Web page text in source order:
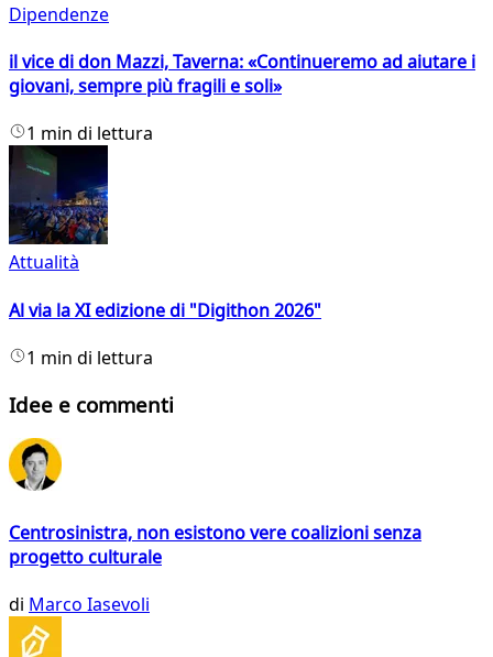
Dipendenze
il vice di don Mazzi, Taverna: «Continueremo ad aiutare i
giovani, sempre più fragili e soli»
1 min di lettura
Attualità
Al via la XI edizione di "Digithon 2026"
1 min di lettura
Idee e commenti
Centrosinistra, non esistono vere coalizioni senza
progetto culturale
di Marco Iasevoli